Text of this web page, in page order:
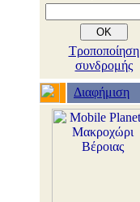
Τροποποίηση
συνδρομής
Διαφήμιση